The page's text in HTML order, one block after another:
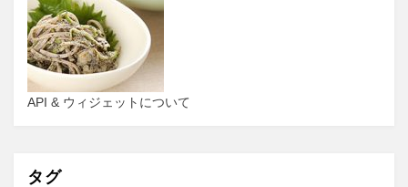
API & ウィジェットについて
タグ